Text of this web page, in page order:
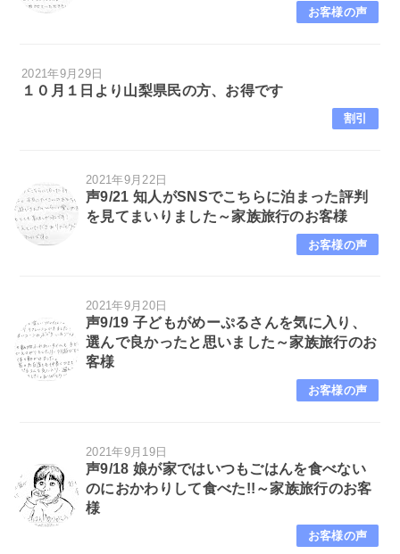
お客様の声
2021年9月29日
１０月１日より山梨県民の方、お得です
割引
2021年9月22日
声9/21 知人がSNSでこちらに泊まった評判
を見てまいりました～家族旅行のお客様
お客様の声
2021年9月20日
声9/19 子どもがめーぷるさんを気に入り、
選んで良かったと思いました～家族旅行のお
客様
お客様の声
2021年9月19日
声9/18 娘が家ではいつもごはんを食べない
のにおかわりして食べた!!～家族旅行のお客
様
お客様の声